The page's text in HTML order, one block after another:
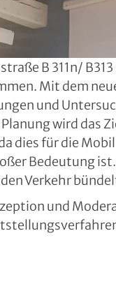
B 311n/
Mit dem
und
wird das
dies für die
Bedeutung ist.
Verkehr
und